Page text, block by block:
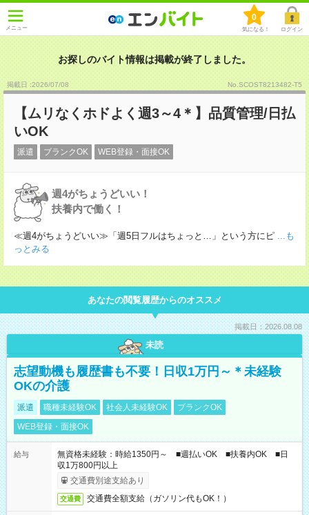
メニュー
0
気になる！ ログイン
お探しのバイト情報は掲載が終了しました。
掲載日 :2026/07/08 No.SCOST8213482-T5
【ムリなくホドよく週3～4＊】品質管理/日払
いOK
派遣 ブランクOK WEB登録・面接OK
週4がちょうどいい！
扶養内で働く！
≪週4がちょうどいい≫「週5日フルはちょっと…」という方にピ ...も
っとみる
あなたの閲覧履歴からのオススメ
掲載日：2026.08.08
未読
志望動機も履歴書も不要！日収1万円～＊未経験
OKの介護
派遣 職種未経験OK 社会人未経験OK
ブランクOK
WEB登録・面接OK
給与
無資格未経験：時給1350円～ ■週払いOK ■扶養内OK ■日
収1万800円以上
交通費別途支給あり
交通費 交通費全額支給（ガソリン代もOK！）